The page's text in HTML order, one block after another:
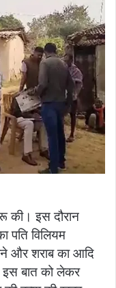
की। इस दौरान
पति विलियम
और शराब का आदि
बात को लेकर